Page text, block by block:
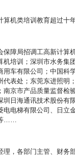
算机类培训教育超过十
保障局招调工高新计算
机培训；深圳市水务集
用车有限公司；中国
代表处；东莞东进照明
南京市产品质量监督检
圳日海通讯技术股份
电电梯有限公司、日立
……
理，各部门主管、财